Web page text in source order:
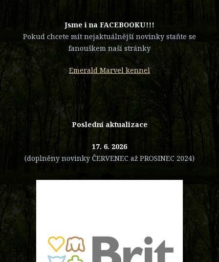
​Jsme i na FACEBOOKU!!!
Pokud chcete mít nejaktuálnější novinky staňte se
fanouškem naší stránky
Emerald Marvel kennel
Poslední aktualizace
17. 6. 2026
(doplněny novinky ČERVENEC až PROSINEC 2024)